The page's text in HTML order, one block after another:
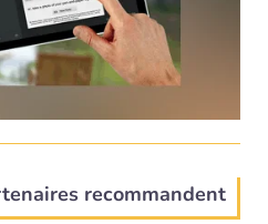
recommandent